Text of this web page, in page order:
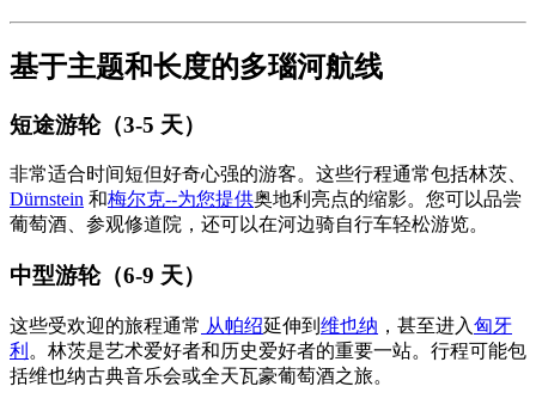
基于主题和长度的多瑙河航线
短途游轮（3-5 天）
非常适合时间短但好奇心强的游客。这些行程通常包括林茨、
Dürnstein 和梅尔克--为您提供奥地利亮点的缩影。您可以品尝
葡萄酒、参观修道院，还可以在河边骑自行车轻松游览。
中型游轮（6-9 天）
这些受欢迎的旅程通常 从帕绍延伸到 维也纳 ，甚至进入匈牙
利 。林茨是艺术爱好者和历史爱好者的重要一站。行程可能包
括维也纳古典音乐会或全天瓦豪葡萄酒之旅。